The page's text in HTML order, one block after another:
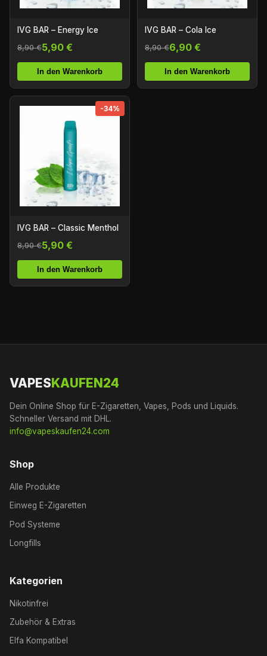
IVG BAR – Energy Ice
8,90 €5,90 €
In den Warenkorb
IVG BAR – Cola Ice
8,90 €6,90 €
In den Warenkorb
-34%
IVG BAR – Classic Menthol
8,90 €5,90 €
In den Warenkorb
VAPESKAUFEN24
Dein Online Shop für E-Zigaretten, Vapes, Pods und Liquids.
Schneller Versand mit DHL.
info@vapeskaufen24.com
Shop
Alle Produkte
Einweg E-Zigaretten
Pod Systeme
Longfills
Kategorien
Nikotinfrei
Zubehör & Extras
Elfa Kompatibel